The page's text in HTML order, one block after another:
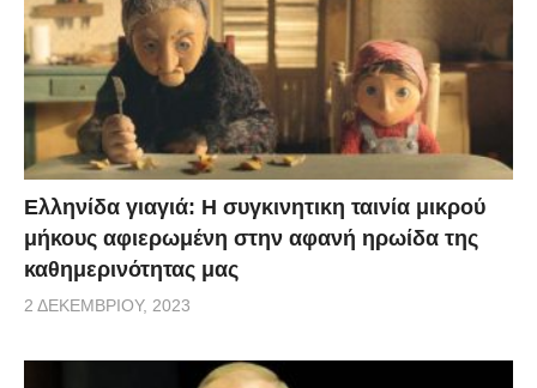
Ελληνίδα γιαγιά: Η συγκινητικη ταινία μικρού
μήκους αφιερωμένη στην αφανή ηρωίδα της
καθημερινότητας μας
2 ΔΕΚΕΜΒΡΊΟΥ, 2023